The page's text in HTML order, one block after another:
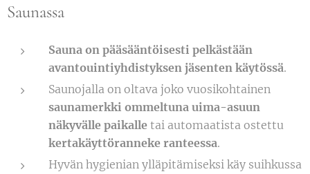
Saunassa
Sauna on pääsääntöisesti pelkästään
avantouintiyhdistyksen jäsenten käytössä.
Saunojalla on oltava joko vuosikohtainen
saunamerkki ommeltuna uima-asuun
näkyvälle paikalle tai automaatista ostettu
kertakäyttöranneke ranteessa.
Hyvän hygienian ylläpitämiseksi käy suihkussa